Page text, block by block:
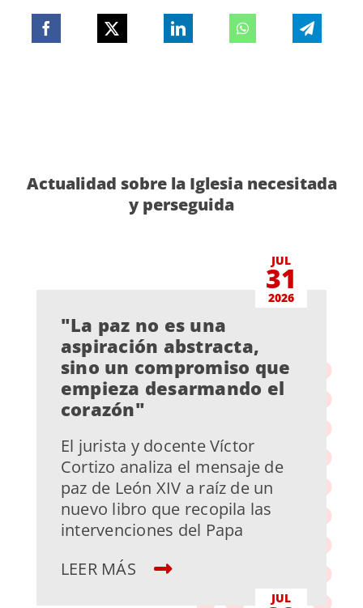
Actualidad sobre la Iglesia necesitada
y perseguida
JUL
31
2026
"La paz no es una
aspiración abstracta,
sino un compromiso que
empieza desarmando el
corazón"
El jurista y docente Víctor
Cortizo analiza el mensaje de
paz de León XIV a raíz de un
nuevo libro que recopila las
intervenciones del Papa
LEER MÁS
JUL